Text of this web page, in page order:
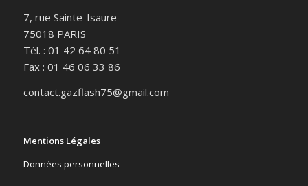
7, rue Sainte-Isaure
75018 PARIS
Tél. : 01 42 64 80 51
Fax : 01 46 06 33 86
contact.gazflash75@gmail.com
Mentions Légales
Données personnelles